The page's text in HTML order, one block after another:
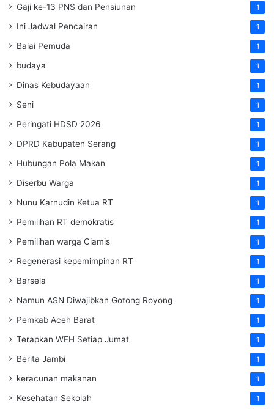
Gaji ke-13 PNS dan Pensiunan 1
Ini Jadwal Pencairan 1
Balai Pemuda 1
budaya 1
Dinas Kebudayaan 1
Seni 1
Peringati HDSD 2026 1
DPRD Kabupaten Serang 1
Hubungan Pola Makan 1
Diserbu Warga 1
Nunu Karnudin Ketua RT 1
Pemilihan RT demokratis 1
Pemilihan warga Ciamis 1
Regenerasi kepemimpinan RT 1
Barsela 1
Namun ASN Diwajibkan Gotong Royong 1
Pemkab Aceh Barat 1
Terapkan WFH Setiap Jumat 1
Berita Jambi 1
keracunan makanan 1
Kesehatan Sekolah 1